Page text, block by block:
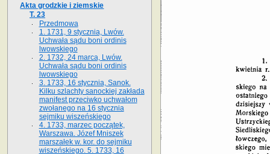
Akta grodzkie i ziemskie
T. 23
Przedmowa
1. 1731, 9 stycznia, Lwów.
Uchwała sądu boni ordinis
lwowskiego
2. 1732, 24 marca, Lwów.
Uchwała sądu boni ordinis
lwowskiego
3. 1733, 16 stycznia, Sanok.
Kilku szlachty sanockiej zakłada
manifest przeciwko uchwałom
zwołanego na 16 stycz­nia
sejmiku wiszeńskiego
4. 1733, marzec początek,
Warszawa. Józef Mniszek
marszałek w. kor. do sejmiku
wiszeńskiego. 5. 1733, 16